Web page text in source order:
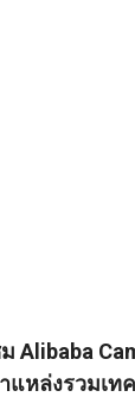
Alibaba
แหล่งรวมเ